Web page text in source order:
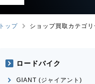
トップ ショップ買取カテゴリ
ロードバイク
GIANT (ジャイアント)